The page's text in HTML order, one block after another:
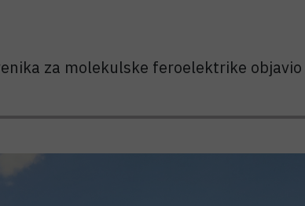
za molekulske feroelektrike